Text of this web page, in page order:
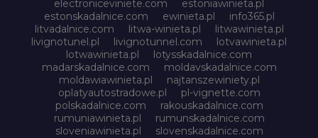
electroniceviniete.com
estoniawinieta.pl
estonskadalnice.com
ewinieta.pl
info365.pl
litvadalnice.com
litwa-winieta.pl
litwawinieta.pl
livignotunel.pl
livignotunnel.com
lotvawinieta.pl
lotwawinieta.pl
lotysskadalnice.com
madarskadalnice.com
moldavskadalnice.com
moldawiawinieta.pl
najtanszewiniety.pl
oplatyautostradowe.pl
pl-vignette.com
polskadalnice.com
rakouskadalnice.com
rumuniawinieta.pl
rumunskadalnice.com
sloveniawinieta.pl
slovenskadalnice.com